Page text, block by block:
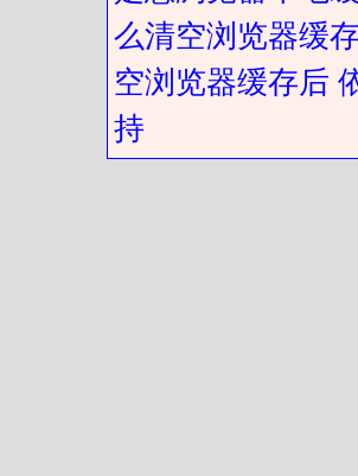
么清空浏览器缓
空浏览器缓存后
持